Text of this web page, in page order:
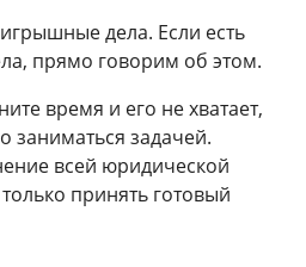
дела. Если есть
прямо говорим об этом.
время и его не хватает,
заниматься задачей.
всей юридической
принять готовый